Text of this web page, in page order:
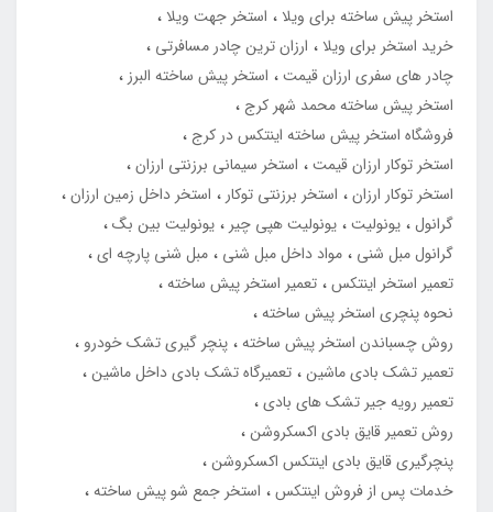
استخر پیش ساخته برای ویلا
استخر جهت ویلا
خرید استخر برای ویلا
ارزان ترین چادر مسافرتی
چادر های سفری ارزان قیمت
استخر پیش ساخته البرز
استخر پیش ساخته محمد شهر کرج
فروشگاه استخر پیش ساخته اینتکس در کرج
استخر توکار ارزان قیمت
استخر سیمانی برزنتی ارزان
استخر توکار ارزان
استخر برزنتی توکار
استخر داخل زمین ارزان
گرانول یونولیت یونولیت هپی چیر
یونولیت بین بگ
گرانول مبل شنی
مواد داخل مبل شنی
مبل شنی پارچه ای
تعمیر استخر اینتکس تعمیر استخر پیش ساخته
نحوه پنچری استخر پیش ساخته
روش چسباندن استخر پیش ساخته پنچر گیری تشک خودرو
تعمیر تشک بادی ماشین تعمیرگاه تشک بادی داخل ماشین
تعمیر رویه جیر تشک های بادی
روش تعمیر قایق بادی اکسکروشن
پنچرگیری قایق بادی اینتکس اکسکروشن
خدمات پس از فروش اینتکس
استخر جمع شو پیش ساخته